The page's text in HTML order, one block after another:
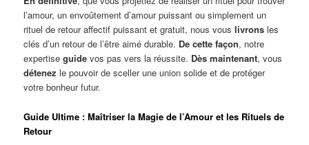
l’amour, un envoûtement d’amour puissant ou simplement un
rituel de retour affectif puissant et gratuit, nous vouslivrons les
clés d’un retour de l’être aimé durable. De cette façon, notre
expertiseguide vos pas vers la réussite. Dès maintenant, vous
détenez le pouvoir de sceller une union solide et de protéger
votre bonheur futur.
Guide Ultime : Maîtriser la Magie de l’Amour et les Rituels de
Retour